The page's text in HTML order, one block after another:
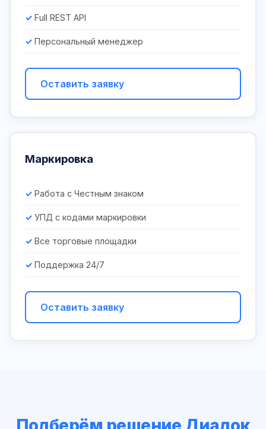
Full REST API
Персональный менеджер
Оставить заявку
Маркировка
Работа с Честным знаком
УПД с кодами маркировки
Все торговые площадки
Поддержка 24/7
Оставить заявку